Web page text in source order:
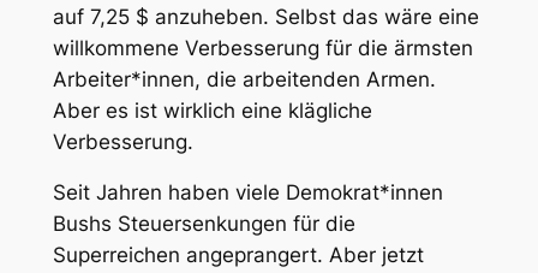
auf 7,25 $ anzuheben. Selbst das wäre eine
willkommene Verbesserung für die ärmsten
Arbeiter*innen, die arbeitenden Armen.
Aber es ist wirklich eine klägliche
Verbesserung.
Seit Jahren haben viele Demokrat*innen
Bushs Steuersenkungen für die
Superreichen angeprangert. Aber jetzt